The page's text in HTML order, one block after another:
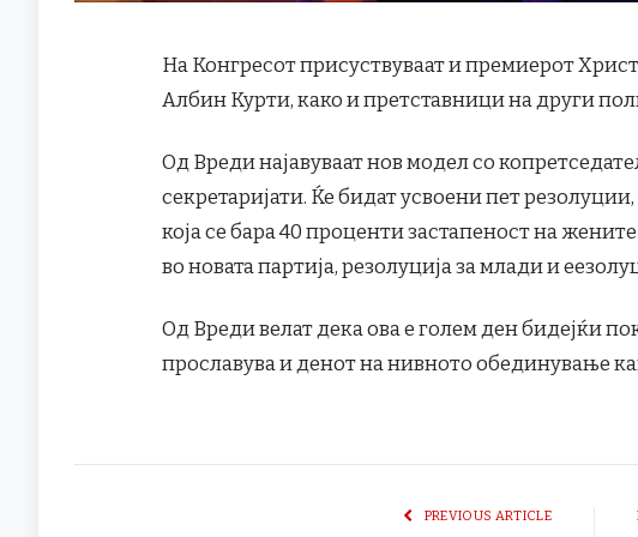
На Конгресот присуствуваат и премиерот
Албин Курти, како и претставници на други
Од Вреди најавуваат нов модел со
секретаријати. Ќе бидат усвоени пет
која се бара 40 проценти застапеност на
во новата партија, резолуција за млади и
Од Вреди велат дека ова е голем ден бидејќи
прославува и денот на нивното обединување
PREVIOUS ARTICLE